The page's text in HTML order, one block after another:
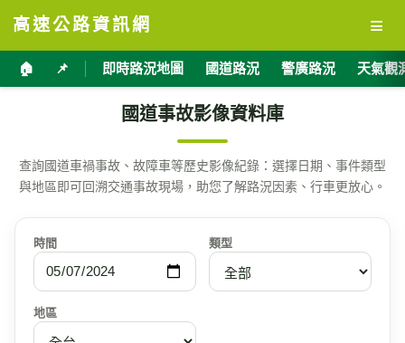
高速公路資訊網 ≡
🏠 📌 即時路況地圖 國道路況 警廣路況 天氣觀
國道事故影像資料庫
查詢國道車禍事故、故障車等歷史影像紀錄：選擇日期、事件類型
與地區即可回溯交通事故現場，助您了解路況因素、行車更放心。
時間 類型
地區